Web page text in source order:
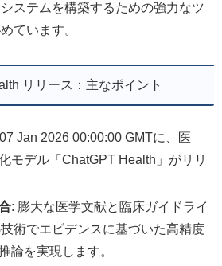
ステムを構築するための強力なツ
ています。
リリース：主なポイント
Jan 2026 00:00:00 GMTに、医
モデル「ChatGPT Health」がリリ
: 膨大な医学文献と臨床ガイドライ
術でエビデンスに基づいた高精度
論を実現します。